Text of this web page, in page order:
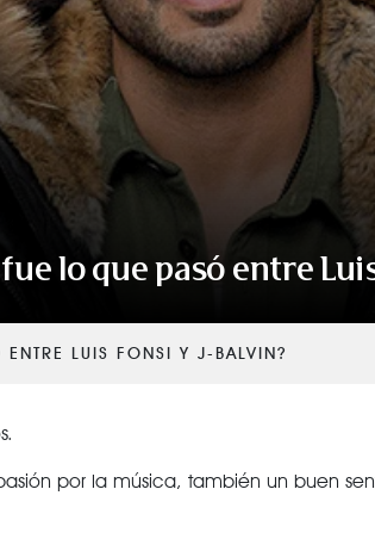
lo que pasó entre
LUIS FONSI Y J-BALVIN?
por la música, también un buen